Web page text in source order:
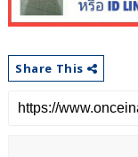
Share This